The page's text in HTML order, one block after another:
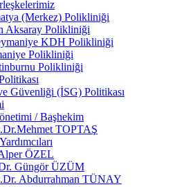
(Merkez) Polikliniği
Aksaray Polikliniği
KDH Polikliniği
Polikliniği
Polikliniği
Güvenliği (İSG) Politikası
/ Başhekim
TOPTAŞ
ÖZEL
Güngör ÜZÜM
Abdurrahman TÜNAY